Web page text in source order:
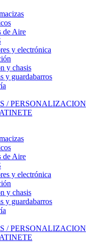
de Aire
y electrónica
y chasis
y guardabarros
/ PERSONALIZACION
de Aire
y electrónica
y chasis
y guardabarros
/ PERSONALIZACION